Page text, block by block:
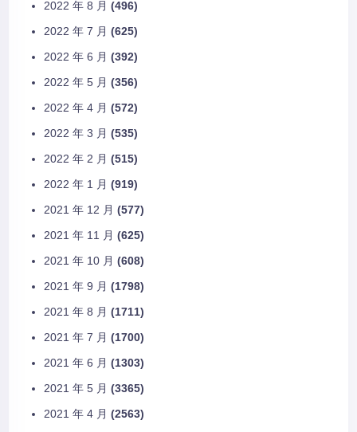
2022 年 8 月 (496)
2022 年 7 月 (625)
2022 年 6 月 (392)
2022 年 5 月 (356)
2022 年 4 月 (572)
2022 年 3 月 (535)
2022 年 2 月 (515)
2022 年 1 月 (919)
2021 年 12 月 (577)
2021 年 11 月 (625)
2021 年 10 月 (608)
2021 年 9 月 (1798)
2021 年 8 月 (1711)
2021 年 7 月 (1700)
2021 年 6 月 (1303)
2021 年 5 月 (3365)
2021 年 4 月 (2563)